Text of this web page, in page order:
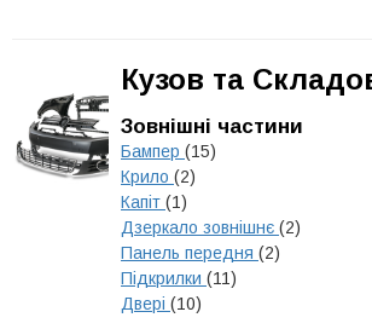
Кузов та
Зовнішні частини
Бампер (15)
Крило (2)
Капіт (1)
Дзеркало зовнішнє (2)
Панель передня (2)
Підкрилки (11)
Двері (10)